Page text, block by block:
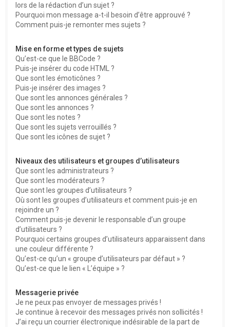
lors de la rédaction d’un sujet ?
Pourquoi mon message a-t-il besoin d’être approuvé ?
Comment puis-je remonter mes sujets ?
Mise en forme et types de sujets
Qu’est-ce que le BBCode ?
Puis-je insérer du code HTML ?
Que sont les émoticônes ?
Puis-je insérer des images ?
Que sont les annonces générales ?
Que sont les annonces ?
Que sont les notes ?
Que sont les sujets verrouillés ?
Que sont les icônes de sujet ?
Niveaux des utilisateurs et groupes d’utilisateurs
Que sont les administrateurs ?
Que sont les modérateurs ?
Que sont les groupes d’utilisateurs ?
Où sont les groupes d’utilisateurs et comment puis-je en
rejoindre un ?
Comment puis-je devenir le responsable d’un groupe
d’utilisateurs ?
Pourquoi certains groupes d’utilisateurs apparaissent dans
une couleur différente ?
Qu’est-ce qu’un « groupe d’utilisateurs par défaut » ?
Qu’est-ce que le lien « L’équipe » ?
Messagerie privée
Je ne peux pas envoyer de messages privés !
Je continue à recevoir des messages privés non sollicités !
J’ai reçu un courrier électronique indésirable de la part de